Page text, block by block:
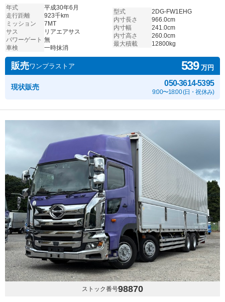
年式
平成30年6月
走行距離
923千km
ミッション
7MT
サス
リアエアサス
パワーゲート 無
車検
一時抹消
型式
2DG-FW1EHG
内寸長さ
966.0cm
内寸幅
241.0cm
内寸高さ
260.0cm
最大積載
12800kg
販売ワンプラストア 539万円
現状販売 050-3614-5395
9:00〜18:00 (日・祝休み)
ストック番号98870